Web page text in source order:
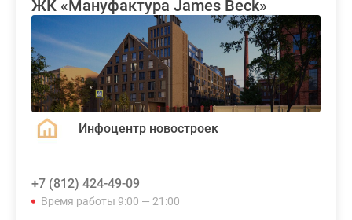
ЖК «Мануфактура James Beck»
Инфоцентр новостроек
+7 (812) 424-49-09
Время работы 9:00 — 21:00